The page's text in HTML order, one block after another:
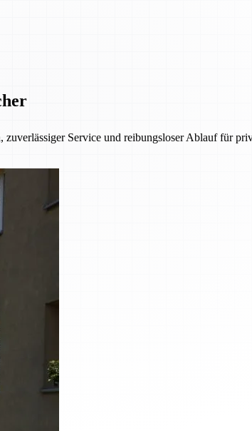
Service und reibungsloser Ablauf für